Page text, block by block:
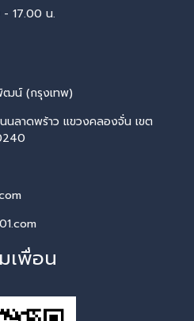
- 17.00 น.
ฒน์ (กรุงเทพ)
นลาดพร้าว แขวงคลองจั่น เขต
เพื่อน